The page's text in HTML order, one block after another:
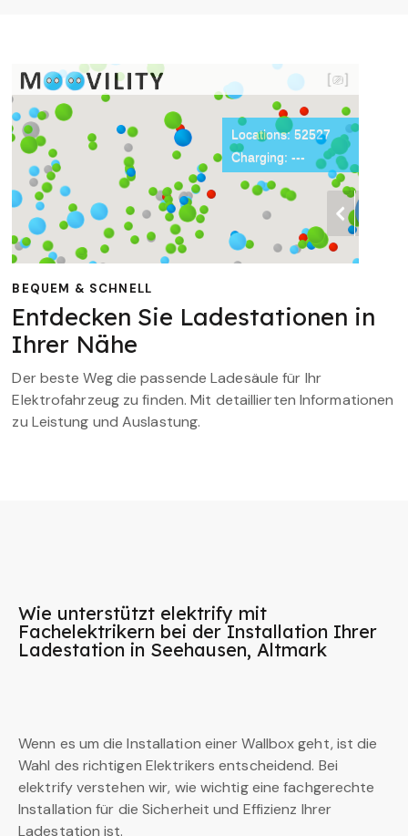
BEQUEM & SCHNELL
Entdecken Sie Ladestationen in
Ihrer Nähe
Der beste Weg die passende Ladesäule für Ihr
Elektrofahrzeug zu finden. Mit detaillierten Informationen
zu Leistung und Auslastung.
Wie unterstützt elektrify mit
Fachelektrikern bei der Installation Ihrer
Ladestation in Seehausen, Altmark
Wenn es um die Installation einer Wallbox geht, ist die
Wahl des richtigen Elektrikers entscheidend. Bei
elektrify verstehen wir, wie wichtig eine fachgerechte
Installation für die Sicherheit und Effizienz Ihrer
Ladestation ist.